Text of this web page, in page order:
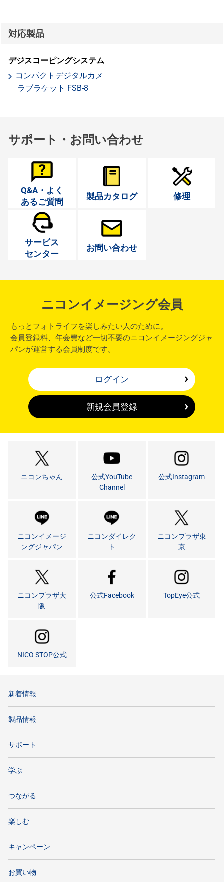
対応製品
デジスコーピングシステム
コンパクトデジタルカメ
ラブラケット FSB-8
サポート・お問い合わせ
Q&A・よく
あるご質問
製品カタログ 修理
サービス
センター
お問い合わせ
ニコンイメージング会員
もっとフォトライフを楽しみたい人のために。
会員登録料、年会費など一切不要のニコンイメージングジャ
パンが運営する会員制度です。
ログイン
新規会員登録
ニコンちゃん
公式YouTube
Channel
公式Instagram
ニコンイメージ
ングジャパン
ニコンダイレク
ト
ニコンプラザ東
京
ニコンプラザ大
阪
公式Facebook TopEye公式
NICO STOP公式
新着情報
製品情報
サポート
学ぶ
つながる
楽しむ
キャンペーン
お買い物